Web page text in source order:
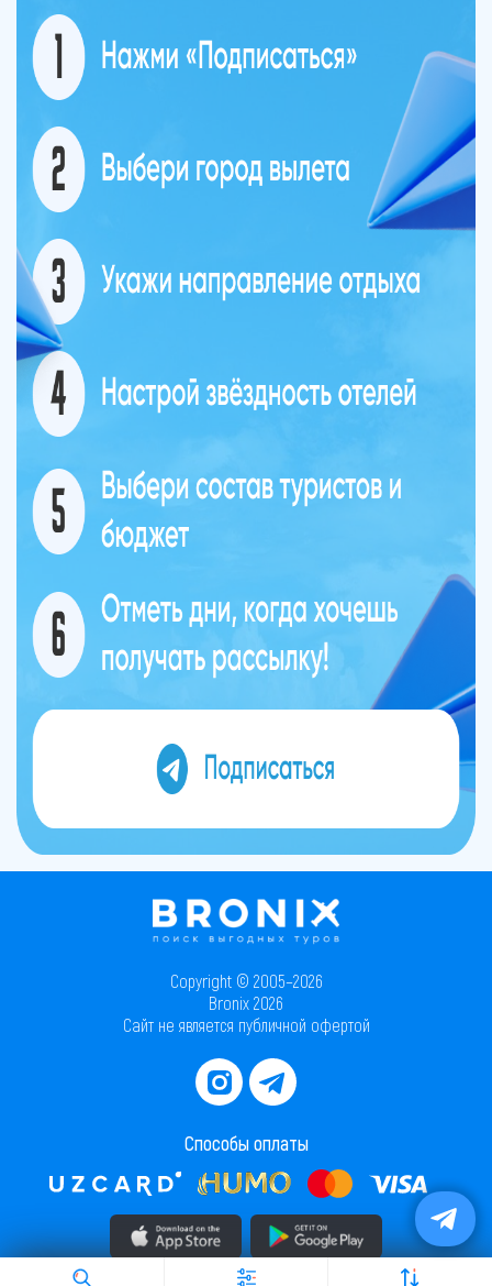
Copyright © 2005–2026
Bronix 2026
Сайт не является публичной офертой
Способы оплаты
Скачать приложение в AppStore Скачать приложение в PlayMarket